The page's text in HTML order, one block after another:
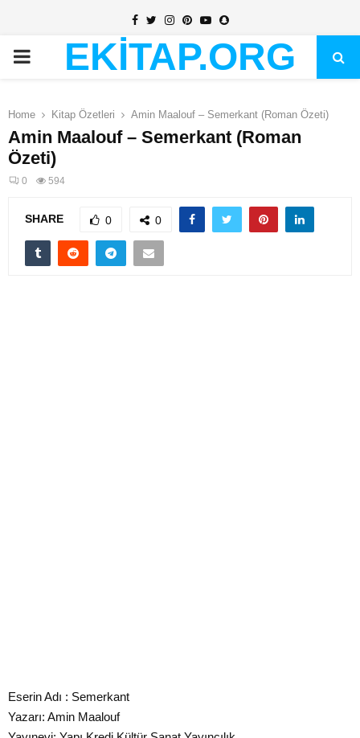
Facebook
TwitterInstagram
PinterestYoutubeSnapchat
PRIMARYEKİTAP.ORG
Home Kitap Özetleri Amin Maalouf – Semerkant (Roman Özeti)
Amin Maalouf – Semerkant (Roman
Özeti)
0 594
SHARE 0 0
Eserin Adı : Semerkant
Yazarı: Amin Maalouf